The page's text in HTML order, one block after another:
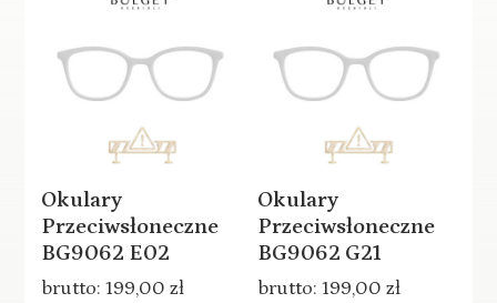
Okulary
Przeciwsłoneczne
BG9062 E02
brutto:199,00 zł
Okulary
Przeciwsłoneczne
BG9062 G21
brutto: 199,00 zł